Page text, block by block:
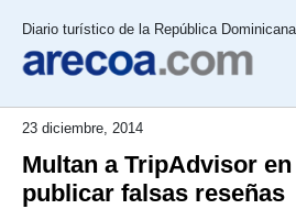
Diario turístico de la República Dominicana
23 diciembre, 2014
Multan a TripAdvisor
publicar falsas reseñas